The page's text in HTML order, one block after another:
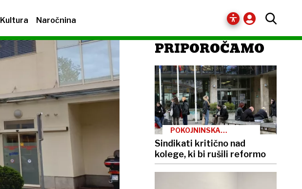
Kultura Naročnina
PRIPOROČAMO
POKOJNINSKA
REFORMA
Sindikati kritično nad
kolege, ki bi rušili reformo